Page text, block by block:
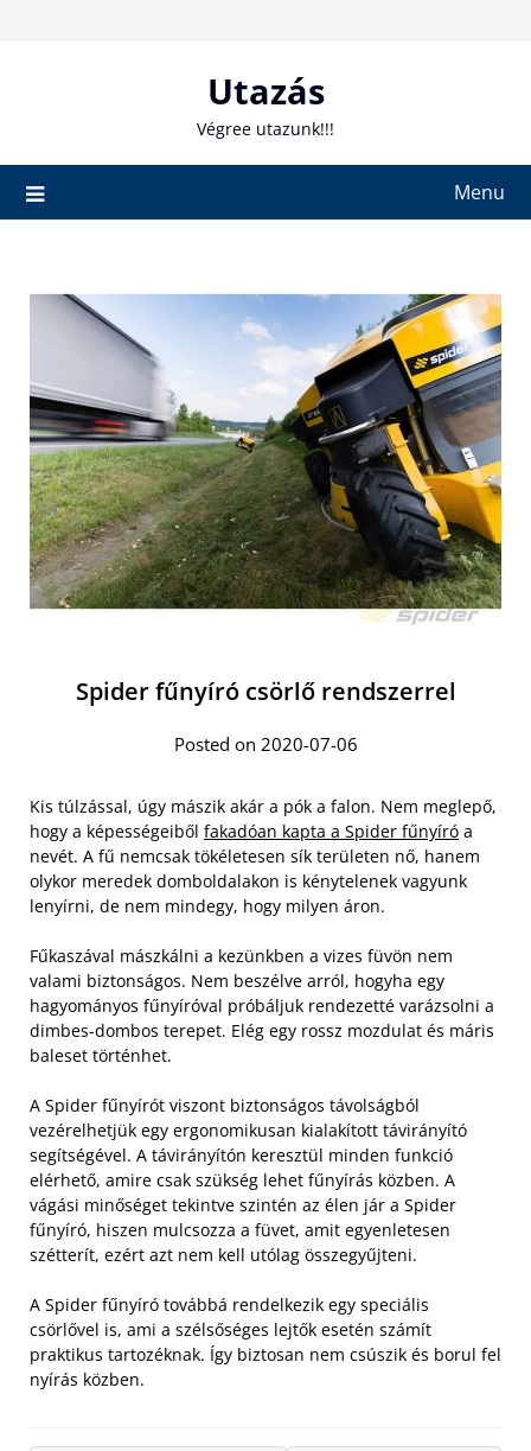
Utazás
Végree utazunk!!!
Menu
Spider fűnyíró csörlő rendszerrel
Posted on 2020-07-06
Kis túlzással, úgy mászik akár a pók a falon. Nem meglepő,
hogy a képességeiből fakadóan kapta a Spider fűnyíró a
nevét. A fű nemcsak tökéletesen sík területen nő, hanem
olykor meredek domboldalakon is kénytelenek vagyunk
lenyírni, de nem mindegy, hogy milyen áron.
Fűkaszával mászkálni a kezünkben a vizes füvön nem
valami biztonságos. Nem beszélve arról, hogyha egy
hagyományos fűnyíróval próbáljuk rendezetté varázsolni a
dimbes-dombos terepet. Elég egy rossz mozdulat és máris
baleset történhet.
A Spider fűnyírót viszont biztonságos távolságból
vezérelhetjük egy ergonomikusan kialakított távirányító
segítségével. A távirányítón keresztül minden funkció
elérhető, amire csak szükség lehet fűnyírás közben. A
vágási minőséget tekintve szintén az élen jár a Spider
fűnyíró, hiszen mulcsozza a füvet, amit egyenletesen
szétterít, ezért azt nem kell utólag összegyűjteni.
A Spider fűnyíró továbbá rendelkezik egy speciális
csörlővel is, ami a szélsőséges lejtők esetén számít
praktikus tartozéknak. Így biztosan nem csúszik és borul fel
nyírás közben.